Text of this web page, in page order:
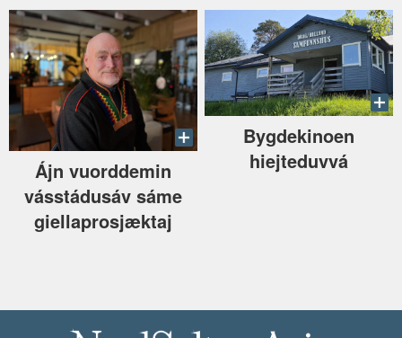
Ájn vuorddemin
vásstádusáv sáme
giellaprosjæktaj
Bygdekinoen
hiejteduvvá